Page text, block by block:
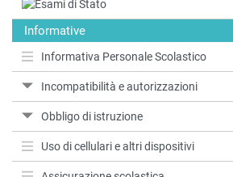
Informative
Informativa Personale Scolastico
Incompatibilità e autorizzazioni
Obbligo di istruzione
Uso di cellulari e altri dispositivi